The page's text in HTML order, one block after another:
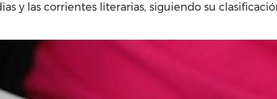
y las corrientes literarias, siguiendo su